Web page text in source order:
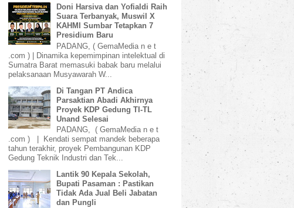
Doni Harsiva dan Yofialdi Raih
Suara Terbanyak, Muswil X
KAHMI Sumbar Tetapkan 7
Presidium Baru
PADANG, ( GemaMedia n e t
.com ) | Dinamika kepemimpinan intelektual di
Sumatra Barat memasuki babak baru melalui
pelaksanaan Musyawarah W...
Di Tangan PT Andica
Parsaktian Abadi Akhirnya
Proyek KDP Gedung TI-TL
Unand Selesai
PADANG, ( GemaMedia n e t
.com ) | Kendati sempat mandek beberapa
tahun terakhir, proyek Pembangunan KDP
Gedung Teknik Industri dan Tek...
Lantik 90 Kepala Sekolah,
Bupati Pasaman : Pastikan
Tidak Ada Jual Beli Jabatan
dan Pungli